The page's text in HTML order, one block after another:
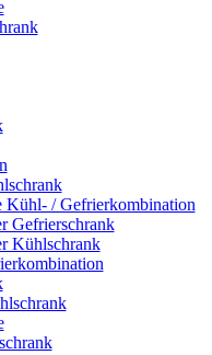
Kühl- / Gefrierkombination
Gefrierschrank
Kühlschrank